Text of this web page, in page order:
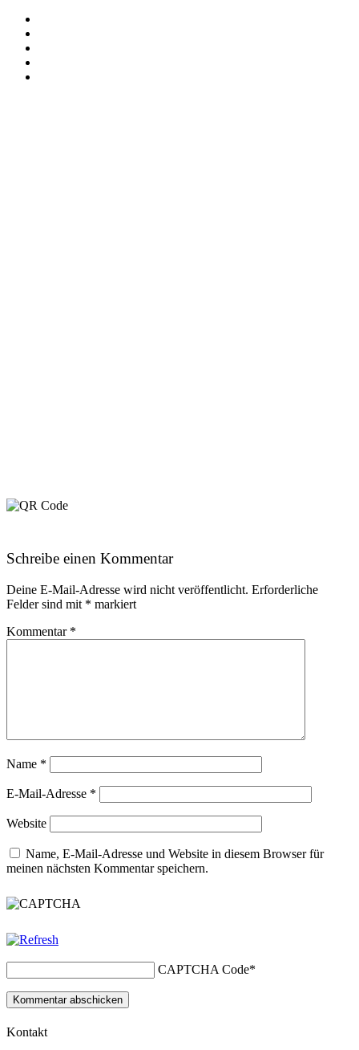
Schreibe einen Kommentar
Deine E-Mail-Adresse wird nicht veröffentlicht. Erforderliche
Felder sind mit * markiert
Kommentar *
Name *
E-Mail-Adresse *
Website
Name, E-Mail-Adresse und Website in diesem Browser für
meinen nächsten Kommentar speichern.
CAPTCHA Code*
Kontakt